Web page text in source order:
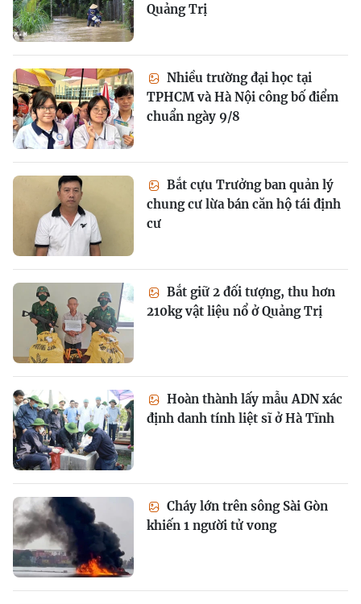
Quảng Trị
Nhiều trường đại học tại
TPHCM và Hà Nội công bố điểm
chuẩn ngày 9/8
Bắt cựu Trưởng ban quản lý
chung cư lừa bán căn hộ tái định
cư
Bắt giữ 2 đối tượng, thu hơn
210kg vật liệu nổ ở Quảng Trị
Hoàn thành lấy mẫu ADN xác
định danh tính liệt sĩ ở Hà Tĩnh
Cháy lớn trên sông Sài Gòn
khiến 1 người tử vong